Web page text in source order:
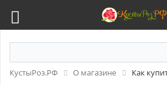
КустыРоз.РФ О магазине Как